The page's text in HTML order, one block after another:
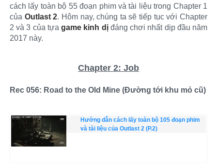
cách lấy toàn bộ 55 đoạn phim và tài liệu trong Chapter 1
của Outlast 2. Hôm nay, chúng ta sẽ tiếp tục với Chapter
2 và 3 của tựagame kinh dịđáng chơi nhất dịp đầu năm
2017 này.
Chapter 2: Job
Rec 056: Road to the Old Mine (Đường tới khu mỏ cũ)
Hướng dẫn cách lấy toàn bộ 105 đoạn phim
và tài liệu của Outlast 2 (P.2)